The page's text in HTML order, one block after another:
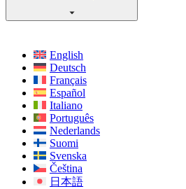
English
Deutsch
Français
Español
Italiano
Português
Nederlands
Suomi
Svenska
Čeština
日本語